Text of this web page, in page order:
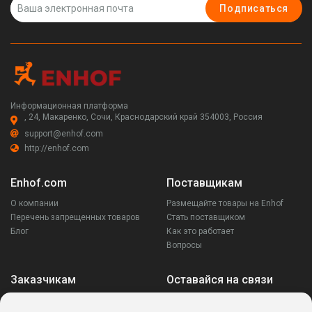
Подписаться
Информационная платформа
, 24, Макаренко, Сочи, Краснодарский край 354003, Россия
support@enhof.com
http://enhof.com
Enhof.com
О компании
Перечень запрещенных товаров
Блог
Поставщикам
Размещайте товары на Enhof
Стать поставщиком
Как это работает
Вопросы
Заказчикам Оставайся на связи